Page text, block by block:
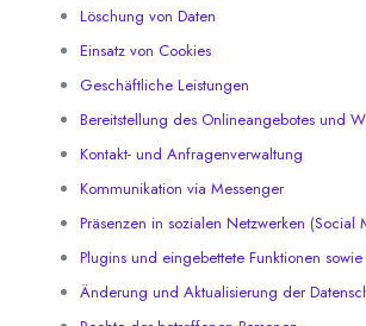
Löschung von Daten
Einsatz von Cookies
Geschäftliche Leistungen
Bereitstellung des Onlineangebotes und
Kontakt- und Anfragenverwaltung
Kommunikation via Messenger
Präsenzen in sozialen Netzwerken (Social
Plugins und eingebettete Funktionen
Änderung und Aktualisierung der